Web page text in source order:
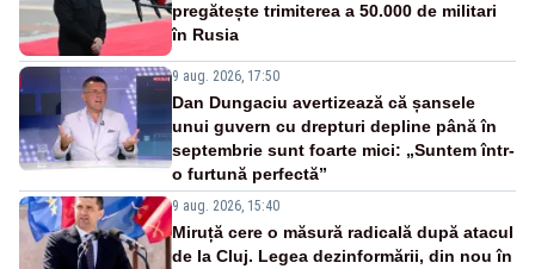
pregătește trimiterea a 50.000 de militari
în Rusia
9 aug. 2026, 17:50
Dan Dungaciu avertizează că șansele
unui guvern cu drepturi depline până în
septembrie sunt foarte mici: „Suntem într-
o furtună perfectă”
9 aug. 2026, 15:40
Miruță cere o măsură radicală după atacul
de la Cluj. Legea dezinformării, din nou în